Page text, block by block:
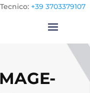
Tecnico: +39 3703379107